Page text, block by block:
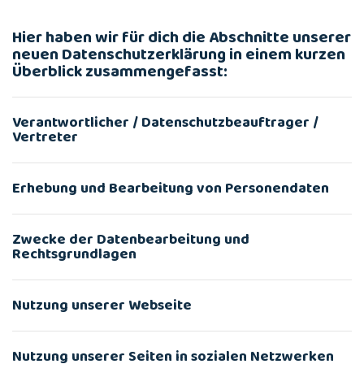
Hier haben wir für dich die Abschnitte unserer
neuen Datenschutzerklärung in einem kurzen
Überblick zusammengefasst:
Verantwortlicher / Datenschutzbeauftrager /
Vertreter
Erhebung und Bearbeitung von Personendaten
Zwecke der Datenbearbeitung und
Rechtsgrundlagen
Nutzung unserer Webseite
Nutzung unserer Seiten in sozialen Netzwerken